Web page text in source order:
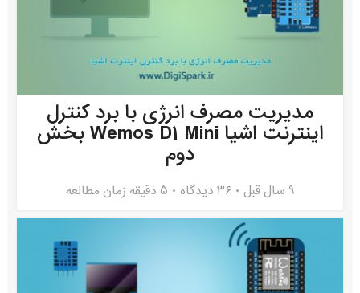
مدیریت مصرف انرژی با برد کنترل
اینترنت اشیا Wemos D1 Mini بخش
دوم
9 سال قبل ۳۶ دیدگاه 5 دقیقه زمان مطالعه